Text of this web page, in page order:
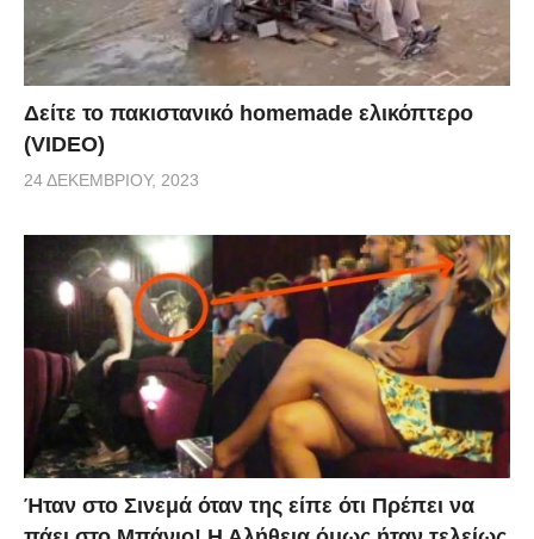
Δείτε το πακιστανικό homemade ελικόπτερο
(VIDEO)
24 ΔΕΚΕΜΒΡΊΟΥ, 2023
Ήταν στο Σινεμά όταν της είπε ότι Πρέπει να